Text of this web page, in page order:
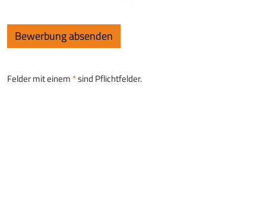
Felder mit einem sind Pflichtfelder.